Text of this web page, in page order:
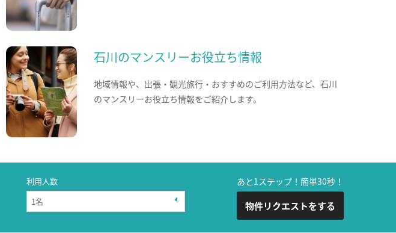
石川のマンスリーお役立ち情報
地域情報や、出張・観光旅行・おすすめのご利用方法など、石川
のマンスリーお役立ち情報をご紹介します。
利用人数 あと1ステップ！簡単30秒！
物件リクエストをする